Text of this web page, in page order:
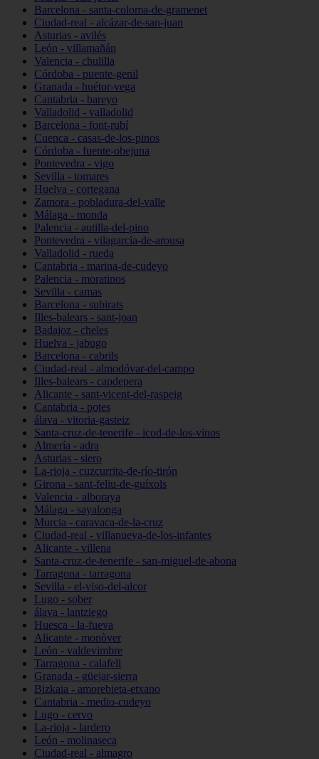
Barcelona - santa-coloma-de-gramenet
Ciudad-real - alcázar-de-san-juan
Asturias - avilés
León - villamañán
Valencia - chulilla
Córdoba - puente-genil
Granada - huétor-vega
Cantabria - bareyo
Valladolid - valladolid
Barcelona - font-rubí
Cuenca - casas-de-los-pinos
Córdoba - fuente-obejuna
Pontevedra - vigo
Sevilla - tomares
Huelva - cortegana
Zamora - pobladura-del-valle
Málaga - monda
Palencia - autilla-del-pino
Pontevedra - vilagarcía-de-arousa
Valladolid - rueda
Cantabria - marina-de-cudeyo
Palencia - moratinos
Sevilla - camas
Barcelona - subirats
Illes-balears - sant-joan
Badajoz - cheles
Huelva - jabugo
Barcelona - cabrils
Ciudad-real - almodóvar-del-campo
Illes-balears - capdepera
Alicante - sant-vicent-del-raspeig
Cantabria - potes
álava - vitoria-gasteiz
Santa-cruz-de-tenerife - icod-de-los-vinos
Almería - adra
Asturias - siero
La-rioja - cuzcurrita-de-río-tirón
Girona - sant-feliu-de-guíxols
Valencia - alboraya
Málaga - sayalonga
Murcia - caravaca-de-la-cruz
Ciudad-real - villanueva-de-los-infantes
Alicante - villena
Santa-cruz-de-tenerife - san-miguel-de-abona
Tarragona - tarragona
Sevilla - el-viso-del-alcor
Lugo - sober
álava - lantziego
Huesca - la-fueva
Alicante - monòver
León - valdevimbre
Tarragona - calafell
Granada - güejar-sierra
Bizkaia - amorebieta-etxano
Cantabria - medio-cudeyo
Lugo - cervo
La-rioja - lardero
León - molinaseca
Ciudad-real - almagro